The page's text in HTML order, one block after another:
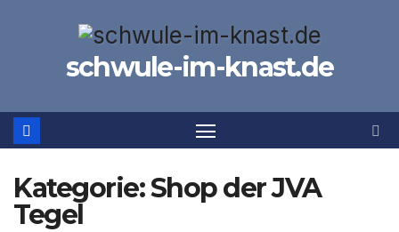
schwule-im-knast.de
Kategorie:Shop der JVA
Tegel